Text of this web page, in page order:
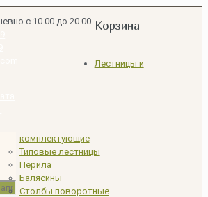
с 10.00 до 20.00 Корзина
Лестницы и
комплектующие
Типовые лестницы
Перила
Балясины
Столбы поворотные